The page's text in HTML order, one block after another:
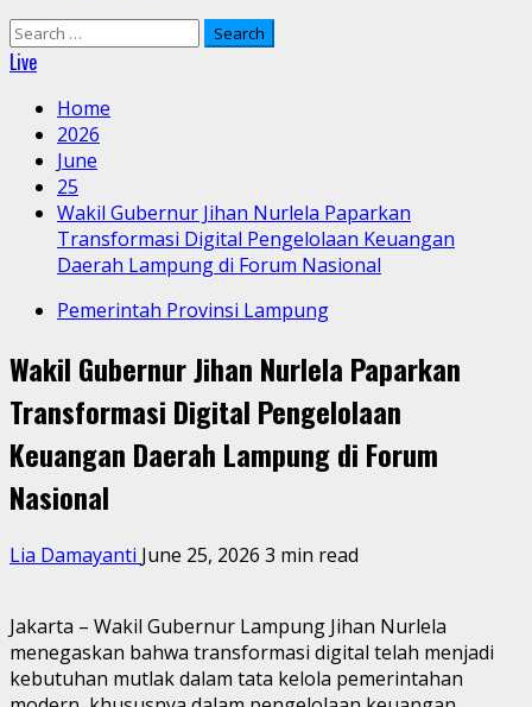
Search
for:
Live
Home
2026
June
25
Wakil Gubernur Jihan Nurlela Paparkan
Transformasi Digital Pengelolaan Keuangan
Daerah Lampung di Forum Nasional
Pemerintah Provinsi Lampung
Wakil Gubernur Jihan Nurlela Paparkan
Transformasi Digital Pengelolaan
Keuangan Daerah Lampung di Forum
Nasional
Lia Damayanti June 25, 2026 3 min read
Jakarta – Wakil Gubernur Lampung Jihan Nurlela
menegaskan bahwa transformasi digital telah menjadi
kebutuhan mutlak dalam tata kelola pemerintahan